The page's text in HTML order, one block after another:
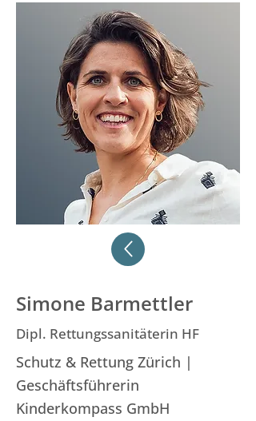
Simone Barmettler
Dipl. Rettungssanitäterin HF
Schutz & Rettung Zürich |
Geschäftsführerin
Kinderkompass GmbH